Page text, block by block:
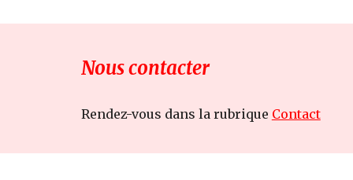
Nous contacter
Rendez-vous dans la rubrique Contact